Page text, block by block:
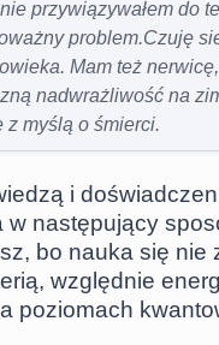
nie przywiązywałem do
problem.Czuję
Mam też
nadwrażliwość na
z myślą o śmierci.
i
w następujący
bo nauka się nie
względnie
poziomach